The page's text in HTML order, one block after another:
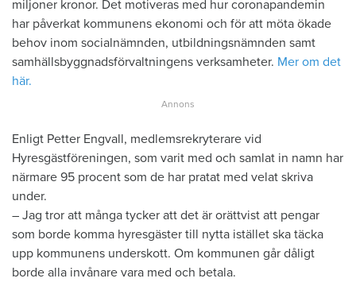
miljoner kronor. Det motiveras med hur coronapandemin
har påverkat kommunens ekonomi och för att möta ökade
behov inom socialnämnden, utbildningsnämnden samt
samhällsbyggnadsförvaltningens verksamheter. Mer om det
här.
Enligt Petter Engvall, medlemsrekryterare vid
Hyresgästföreningen, som varit med och samlat in namn har
närmare 95 procent som de har pratat med velat skriva
under.
– Jag tror att många tycker att det är orättvist att pengar
som borde komma hyresgäster till nytta istället ska täcka
upp kommunens underskott. Om kommunen går dåligt
borde alla invånare vara med och betala.